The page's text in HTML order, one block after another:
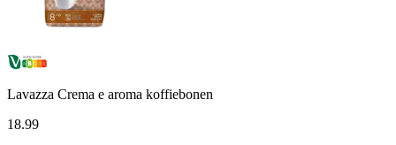
Lavazza Crema e aroma koffiebonen
18.99